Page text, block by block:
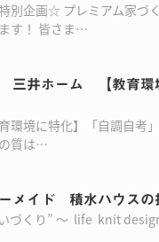
別企画☆ プレミアム家づ
す！ 皆さま…
井ホーム 【教育環
環境に特化】「自調自考
質は…
メイド 積水ハウスの
づくり” ～ life knit